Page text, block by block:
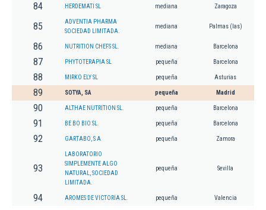
84 HERDEMATI SL mediana Zaragoza
85
ADVENTIA PHARMA
SOCIEDAD LIMITADA.
mediana Palmas (las)
86 NUTRITION CHEFS SL. mediana Barcelona
87 PHYTOTERAPIA SL pequeña Barcelona
88 MIRKO ELY SL pequeña Asturias
89 SOTYA, SA pequeña Madrid
90 ALTHAE NUTRITION SL. pequeña Barcelona
91 BE BO BIO SL. pequeña Barcelona
92 GARTABO, S A pequeña Zamora
93
LABORATORIO
SIMPLEMENTE ALGO
NATURAL, SOCIEDAD
LIMITADA.
pequeña Sevilla
94 AROMES DE VICTORIA SL. pequeña Valencia